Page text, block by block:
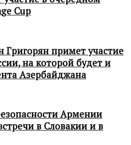
Cup
Григорян примет участие
на которой будет и
Азербайджана
Армении
в Словакии и в